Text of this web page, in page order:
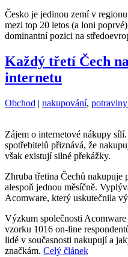
Česko je jedinou zemí v
mezi top 20 letos (a loni
dominantní pozici na
Každý třetí Čech
internetu
Kategorie:
Obchod | Štítky:
nakupování,
Zájem o internetové nákupy
spotřebitelů přiznává, že
však existují silné překážky.
Zhruba třetina Čechů nakupuje
alespoň jednou měsíčně.
Acomware, který uskutečnila
Výzkum společnosti
vzorku 1016 on-line
lidé v současnosti nakupují a
značkám. Celý článek